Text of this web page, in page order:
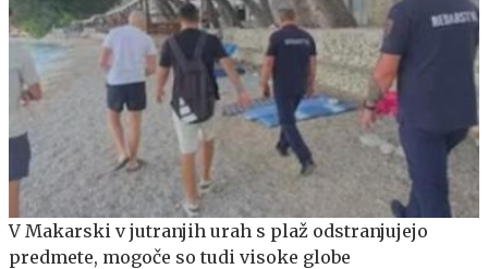
V Makarski v jutranjih urah s plaž odstranjujejo
predmete, mogoče so tudi visoke globe